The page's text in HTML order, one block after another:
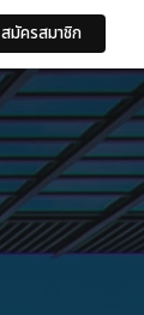
สมัครสมาชิก